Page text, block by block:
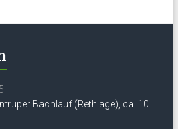
Bachlauf (Rethlage), ca. 10